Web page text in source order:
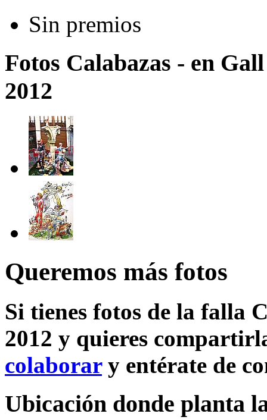
Sin premios
Fotos Calabazas - en
2012
Queremos más fotos
Si tienes fotos de la falla
2012 y quieres
colaborary entérate de
Ubicación donde planta